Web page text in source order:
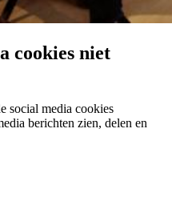
cookies niet
social media cookies
berichten zien, delen en